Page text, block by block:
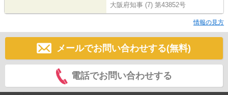
大阪府知事 (7) 第43852号
情報の見方
メールでお問い合わせする(無料)
電話でお問い合わせする